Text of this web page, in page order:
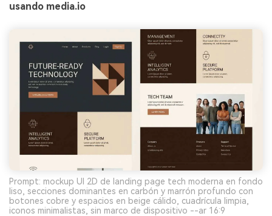
usando media.io
Prompt: mockup UI 2D de landing page tech moderna en fondo
liso, secciones dominantes en carbón y marrón profundo con
botones cobre y espacios en beige cálido, cuadrícula limpia,
iconos minimalistas, sin marco de dispositivo --ar 16:9